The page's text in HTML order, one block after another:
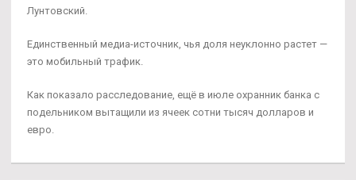
Лунтовский.
Единственный медиа-источник, чья доля неуклонно растет —
это мобильный трафик.
Как показало расследование, ещё в июле охранник банка с
подельником вытащили из ячеек сотни тысяч долларов и
евро.